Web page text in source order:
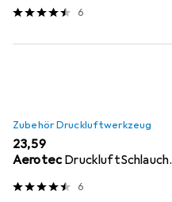
6
Zubehör Druckluftwerkzeug
EUR
23,59
AerotecDruckluftSchlauch.
6